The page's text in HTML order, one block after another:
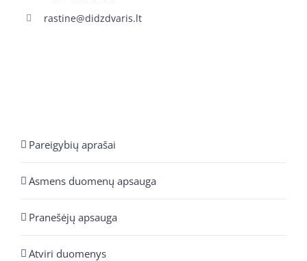
rastine@didzdvaris.lt
Pareigybių aprašai
Asmens duomenų apsauga
Pranešėjų apsauga
Atviri duomenys